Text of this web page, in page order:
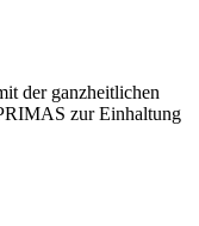
der ganzheitlichen
zur Einhaltung